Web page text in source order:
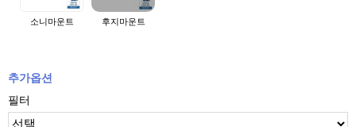
소니마운트 후지마운트
추가옵션
필터